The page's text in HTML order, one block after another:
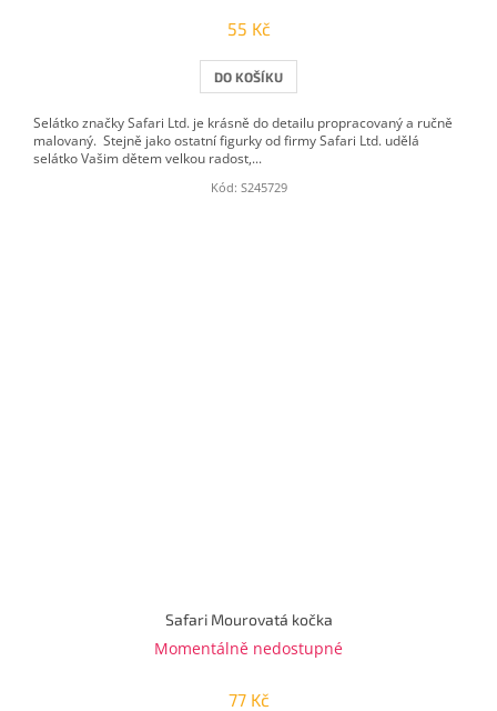
55 Kč
DO KOŠÍKU
Selátko značky Safari Ltd. je krásně do detailu propracovaný a ručně
malovaný. Stejně jako ostatní figurky od firmy Safari Ltd. udělá
selátko Vašim dětem velkou radost,...
Kód: S245729
Safari Mourovatá kočka
Momentálně nedostupné
77 Kč